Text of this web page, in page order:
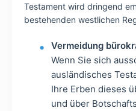
Testament wird dringend
bestehenden westlichen
Vermeidung
Wenn Sie sich
ausländisches
Ihre Erben dieses
und über